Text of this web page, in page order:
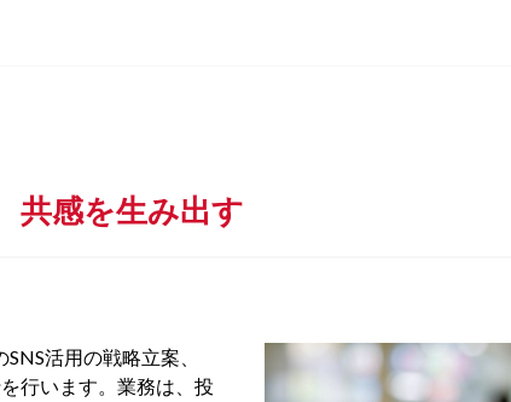
共感を生み出す
活用の戦略立案、
行います。業務は、投